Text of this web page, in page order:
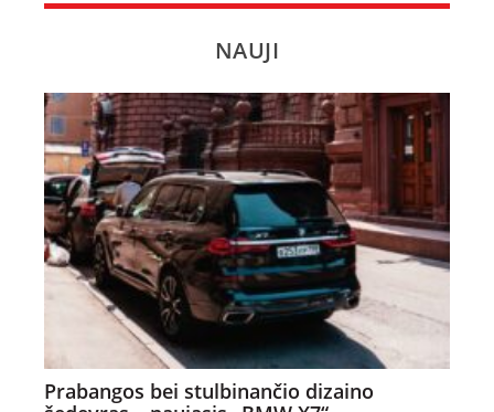
NAUJI
Prabangos bei stulbinančio dizaino